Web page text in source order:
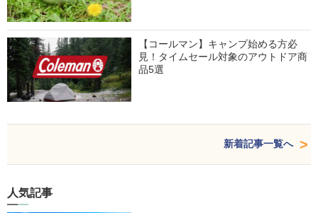
【コールマン】キャンプ始める方必
見！タイムセール対象のアウトドア商
品5選
新着記事一覧へ
人気記事